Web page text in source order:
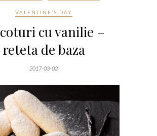
VALENTINE’S DAY
cu vanilie –
reteta de baza
2017-03-02